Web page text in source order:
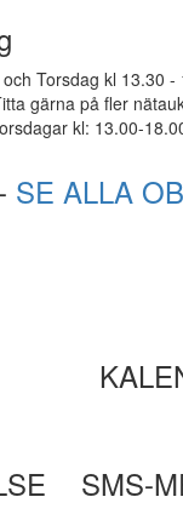
Torsdag kl 13.30
gärna på fler
kl: 13.00-
SE ALLA
SMS-